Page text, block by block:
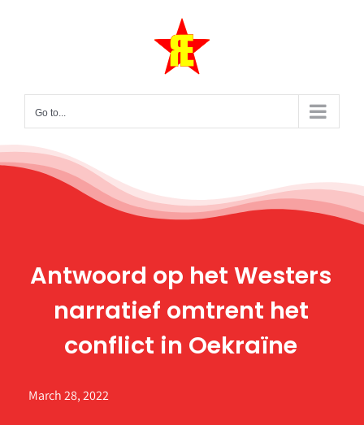
Go to...
Antwoord op het Westers
narratief omtrent het
conflict in Oekraïne
March 28, 2022